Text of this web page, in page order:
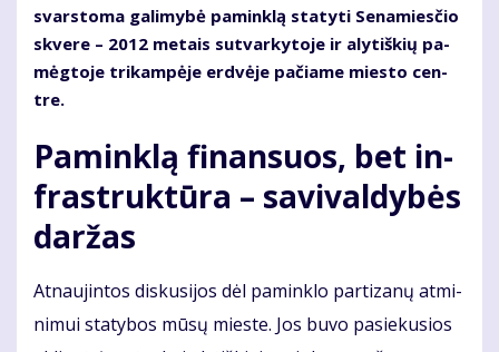
svars­to­ma ga­li­my­bė pa­min­klą sta­ty­ti Se­na­mies­čio
skve­re – 2012 me­tais su­tvar­ky­to­je ir aly­tiš­kių pa­
mėg­to­je tri­kam­pė­je erd­vė­je pa­čia­me mies­to cen­
tre.
Pa­min­klą fi­nan­suos, bet in­
fra­struk­tū­ra – sa­vi­val­dy­bės
dar­žas
At­nau­jin­tos dis­ku­si­jos dėl pa­min­klo par­ti­za­nų at­mi­
ni­mui sta­ty­bos mū­sų mies­te. Jos bu­vo pa­sie­ku­sios